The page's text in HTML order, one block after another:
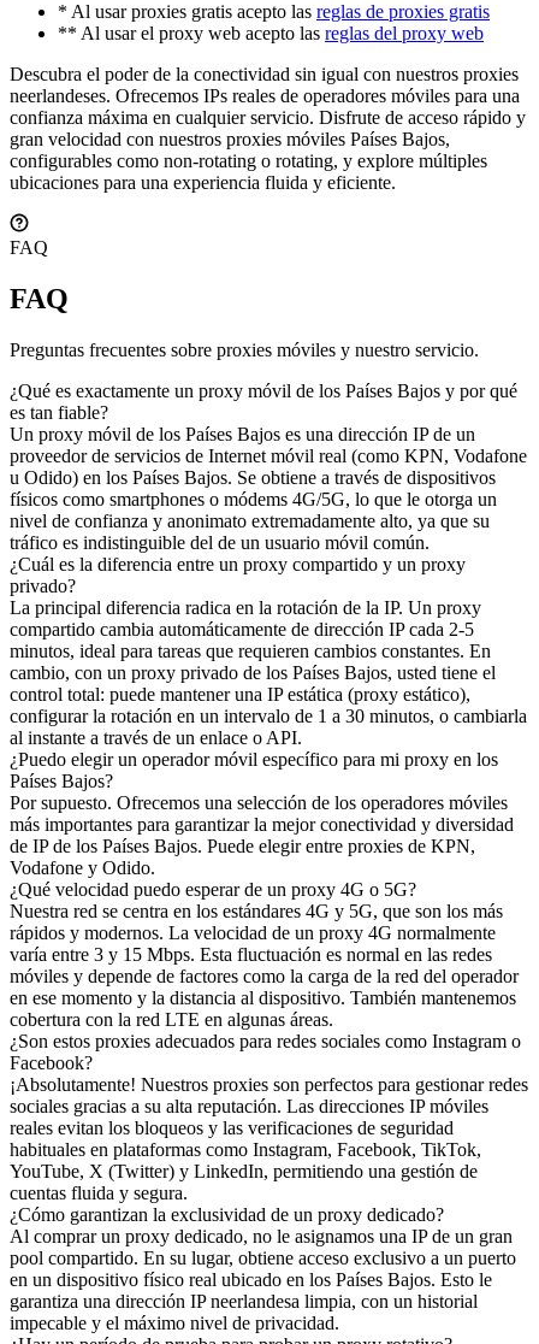
* Al usar proxies gratis acepto las reglas de proxies gratis
** Al usar el proxy web acepto las reglas del proxy web
Descubra el poder de la conectividad sin igual con nuestros proxies
neerlandeses. Ofrecemos IPs reales de operadores móviles para una
confianza máxima en cualquier servicio. Disfrute de acceso rápido y
gran velocidad con nuestros proxies móviles Países Bajos,
configurables como non-rotating o rotating, y explore múltiples
ubicaciones para una experiencia fluida y eficiente.
FAQ
FAQ
Preguntas frecuentes sobre proxies móviles y nuestro servicio.
¿Qué es exactamente un proxy móvil de los Países Bajos y por qué
es tan fiable?
Un proxy móvil de los Países Bajos es una dirección IP de un
proveedor de servicios de Internet móvil real (como KPN, Vodafone
u Odido) en los Países Bajos. Se obtiene a través de dispositivos
físicos como smartphones o módems 4G/5G, lo que le otorga un
nivel de confianza y anonimato extremadamente alto, ya que su
tráfico es indistinguible del de un usuario móvil común.
¿Cuál es la diferencia entre un proxy compartido y un proxy
privado?
La principal diferencia radica en la rotación de la IP. Un proxy
compartido cambia automáticamente de dirección IP cada 2-5
minutos, ideal para tareas que requieren cambios constantes. En
cambio, con un proxy privado de los Países Bajos, usted tiene el
control total: puede mantener una IP estática (proxy estático),
configurar la rotación en un intervalo de 1 a 30 minutos, o cambiarla
al instante a través de un enlace o API.
¿Puedo elegir un operador móvil específico para mi proxy en los
Países Bajos?
Por supuesto. Ofrecemos una selección de los operadores móviles
más importantes para garantizar la mejor conectividad y diversidad
de IP de los Países Bajos. Puede elegir entre proxies de KPN,
Vodafone y Odido.
¿Qué velocidad puedo esperar de un proxy 4G o 5G?
Nuestra red se centra en los estándares 4G y 5G, que son los más
rápidos y modernos. La velocidad de un proxy 4G normalmente
varía entre 3 y 15 Mbps. Esta fluctuación es normal en las redes
móviles y depende de factores como la carga de la red del operador
en ese momento y la distancia al dispositivo. También mantenemos
cobertura con la red LTE en algunas áreas.
¿Son estos proxies adecuados para redes sociales como Instagram o
Facebook?
¡Absolutamente! Nuestros proxies son perfectos para gestionar redes
sociales gracias a su alta reputación. Las direcciones IP móviles
reales evitan los bloqueos y las verificaciones de seguridad
habituales en plataformas como Instagram, Facebook, TikTok,
YouTube, X (Twitter) y LinkedIn, permitiendo una gestión de
cuentas fluida y segura.
¿Cómo garantizan la exclusividad de un proxy dedicado?
Al comprar un proxy dedicado, no le asignamos una IP de un gran
pool compartido. En su lugar, obtiene acceso exclusivo a un puerto
en un dispositivo físico real ubicado en los Países Bajos. Esto le
garantiza una dirección IP neerlandesa limpia, con un historial
impecable y el máximo nivel de privacidad.